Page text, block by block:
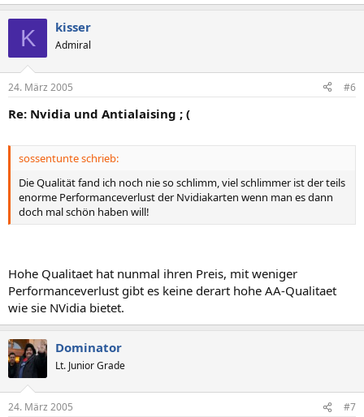
K kisser
Admiral
24. März 2005 #6
Re: Nvidia und Antialaising ; (
sossentunte schrieb:
Die Qualität fand ich noch nie so schlimm, viel schlimmer ist der teils
enorme Performanceverlust der Nvidiakarten wenn man es dann
doch mal schön haben will!
Hohe Qualitaet hat nunmal ihren Preis, mit weniger
Performanceverlust gibt es keine derart hohe AA-Qualitaet
wie sie NVidia bietet.
Dominator
Lt. Junior Grade
24. März 2005 #7